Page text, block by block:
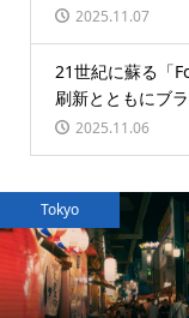
2025.11.07
21世紀に蘇る「
刷新とともにブ
2025.11.06
Tokyo